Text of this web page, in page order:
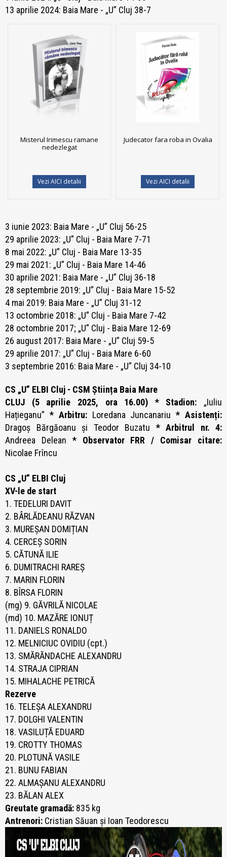
13 aprilie 2024: Baia Mare - „U” Cluj 38-7
Misterul Irimescu ramane
nedezlegat
Vezi AICI detalii
Judecator fara roba in Ovalia
Vezi AICI detalii
3 iunie 2023: Baia Mare - „U” Cluj 56-25
29 aprilie 2023: „U” Cluj - Baia Mare 7-71
8 mai 2022: „U” Cluj - Baia Mare 13-35
29 mai 2021: „U” Cluj - Baia Mare 14-46
30 aprilie 2021: Baia Mare - „U” Cluj 36-18
28 septembrie 2019: „U” Cluj - Baia Mare 15-52
4 mai 2019: Baia Mare - „U” Cluj 31-12
13 octombrie 2018: „U” Cluj - Baia Mare 7-42
28 octombrie 2017; „U” Cluj - Baia Mare 12-69
26 august 2017: Baia Mare - „U” Cluj 59-5
29 aprilie 2017: „U” Cluj - Baia Mare 6-60
3 septembrie 2016: Baia Mare - „U” Cluj 34-10
CS „U” ELBI Cluj - CSM Știința Baia Mare
CLUJ (5 aprilie 2025, ora 16.00) * Stadion: „Iuliu
Hațieganu” * Arbitru:Loredana Juncanariu * Asistenți:
Dragoș Bărgăoanu și Teodor Buzatu * Arbitrul nr. 4:
Andreea Delean * Observator FRR / Comisar citare:
Nicolae Frîncu
CS „U” ELBI Cluj
XV-le de start
1. TEDELURI DAVIT
2. BÂRLĂDEANU RĂZVAN
3. MUREȘAN DOMIȚIAN
4. CERCEȘ SORIN
5. CĂTUNĂ ILIE
6. DUMITRACHI RAREȘ
7. MARIN FLORIN
8. BÎRSA FLORIN
(mg) 9. GĂVRILĂ NICOLAE
(md) 10. MAZĂRE IONUȚ
11. DANIELS RONALDO
12. MELNICIUC OVIDIU (cpt.)
13. SMĂRĂNDACHE ALEXANDRU
14. STRAJA CIPRIAN
15. MIHALACHE PETRICĂ
Rezerve
16. TELEȘA ALEXANDRU
17. DOLGHI VALENTIN
18. VASILUȚĂ EDUARD
19. CROTTY THOMAS
20. PLOTUNĂ VASILE
21. BUNU FABIAN
22. ALMAȘANU ALEXANDRU
23. BĂLAN ALEX
Greutate gramadă: 835 kg
Antrenori: Cristian Săuan și Ioan Teodorescu